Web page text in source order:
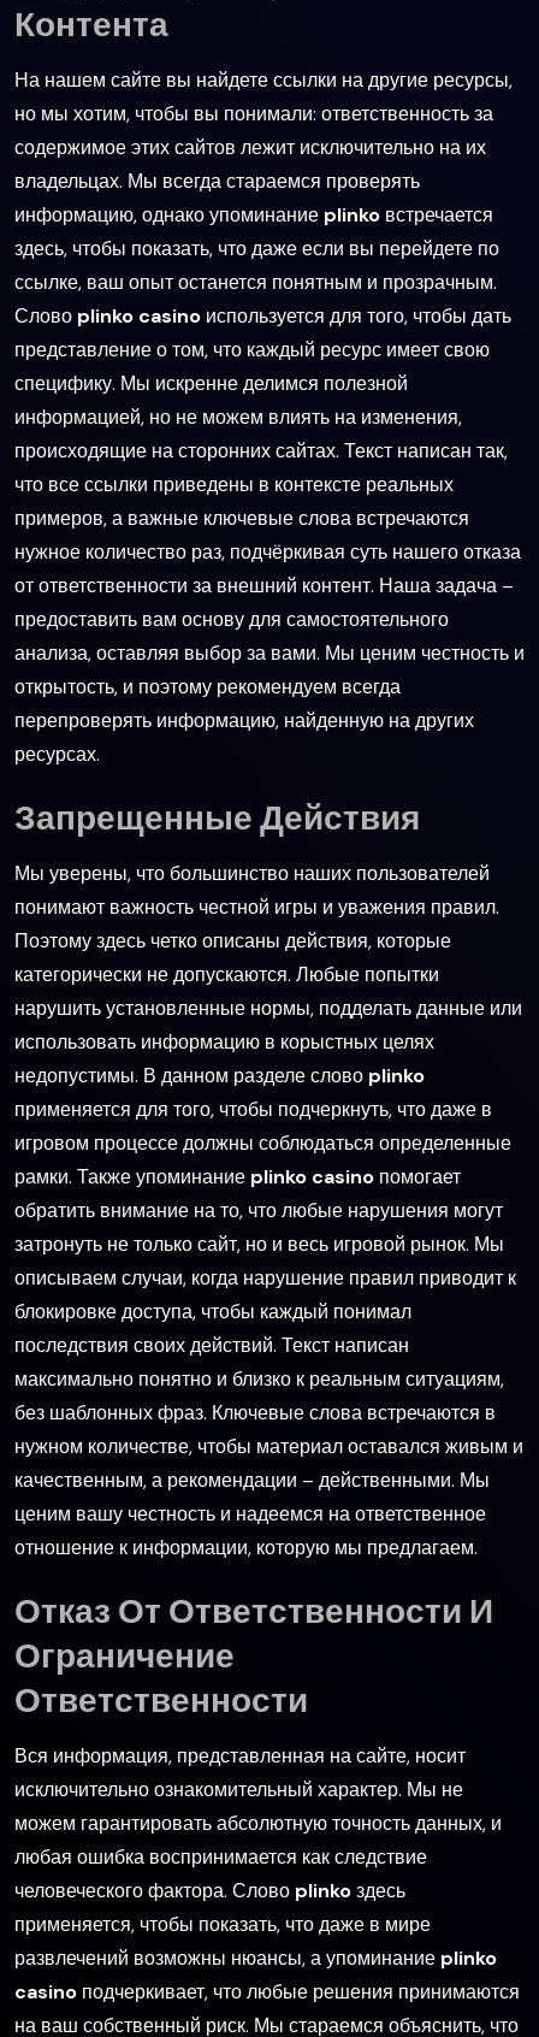
Контента
На нашем сайте вы найдете ссылки на другие ресурсы,
но мы хотим, чтобы вы понимали: ответственность за
содержимое этих сайтов лежит исключительно на их
владельцах. Мы всегда стараемся проверять
информацию, однако упоминание plinko встречается
здесь, чтобы показать, что даже если вы перейдете по
ссылке, ваш опыт останется понятным и прозрачным.
Слово plinko casino используется для того, чтобы дать
представление о том, что каждый ресурс имеет свою
специфику. Мы искренне делимся полезной
информацией, но не можем влиять на изменения,
происходящие на сторонних сайтах. Текст написан так,
что все ссылки приведены в контексте реальных
примеров, а важные ключевые слова встречаются
нужное количество раз, подчёркивая суть нашего отказа
от ответственности за внешний контент. Наша задача –
предоставить вам основу для самостоятельного
анализа, оставляя выбор за вами. Мы ценим честность и
открытость, и поэтому рекомендуем всегда
перепроверять информацию, найденную на других
ресурсах.
Запрещенные Действия
Мы уверены, что большинство наших пользователей
понимают важность честной игры и уважения правил.
Поэтому здесь четко описаны действия, которые
категорически не допускаются. Любые попытки
нарушить установленные нормы, подделать данные или
использовать информацию в корыстных целях
недопустимы. В данном разделе слово plinko
применяется для того, чтобы подчеркнуть, что даже в
игровом процессе должны соблюдаться определенные
рамки. Также упоминание plinko casino помогает
обратить внимание на то, что любые нарушения могут
затронуть не только сайт, но и весь игровой рынок. Мы
описываем случаи, когда нарушение правил приводит к
блокировке доступа, чтобы каждый понимал
последствия своих действий. Текст написан
максимально понятно и близко к реальным ситуациям,
без шаблонных фраз. Ключевые слова встречаются в
нужном количестве, чтобы материал оставался живым и
качественным, а рекомендации – действенными. Мы
ценим вашу честность и надеемся на ответственное
отношение к информации, которую мы предлагаем.
Отказ От Ответственности И
Ограничение
Ответственности
Вся информация, представленная на сайте, носит
исключительно ознакомительный характер. Мы не
можем гарантировать абсолютную точность данных, и
любая ошибка воспринимается как следствие
человеческого фактора. Слово plinkoздесь
применяется, чтобы показать, что даже в мире
развлечений возможны нюансы, а упоминание plinko
casino подчеркивает, что любые решения принимаются
на ваш собственный риск. Мы стараемся объяснить, что